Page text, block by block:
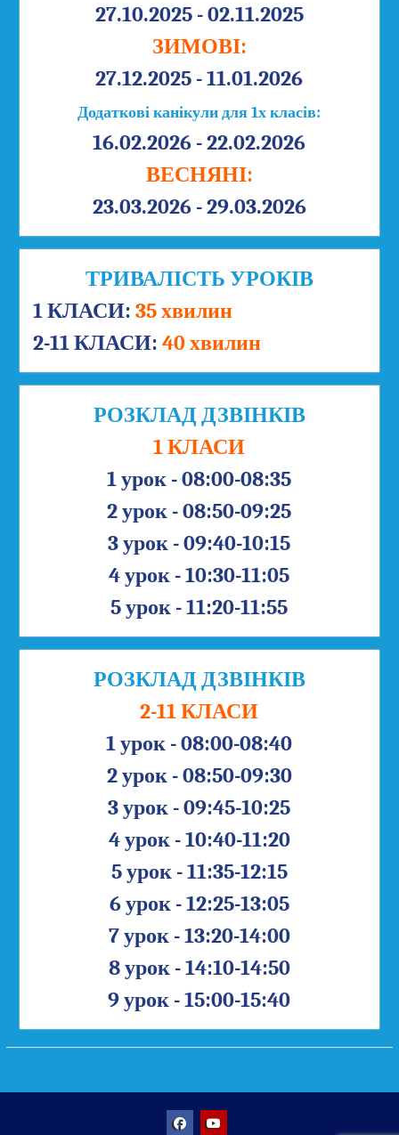
27.10.2025 - 02.11.2025
ЗИМОВІ:
27.12.2025 - 11.01.2026
Додаткові канікули для 1х класів:
16.02.2026 - 22.02.2026
ВЕСНЯНІ:
23.03.2026 - 29.03.2026
ТРИВАЛІСТЬ УРОКІВ
1 КЛАСИ: 35 хвилин
2-11 КЛАСИ: 40 хвилин
РОЗКЛАД ДЗВІНКІВ
1 КЛАСИ
1 урок - 08:00-08:35
2 урок - 08:50-09:25
3 урок - 09:40-10:15
4 урок - 10:30-11:05
5 урок - 11:20-11:55
РОЗКЛАД ДЗВІНКІВ
2-11 КЛАСИ
1 урок - 08:00-08:40
2 урок - 08:50-09:30
3 урок - 09:45-10:25
4 урок - 10:40-11:20
5 урок - 11:35-12:15
6 урок - 12:25-13:05
7 урок - 13:20-14:00
8 урок - 14:10-14:50
9 урок - 15:00-15:40